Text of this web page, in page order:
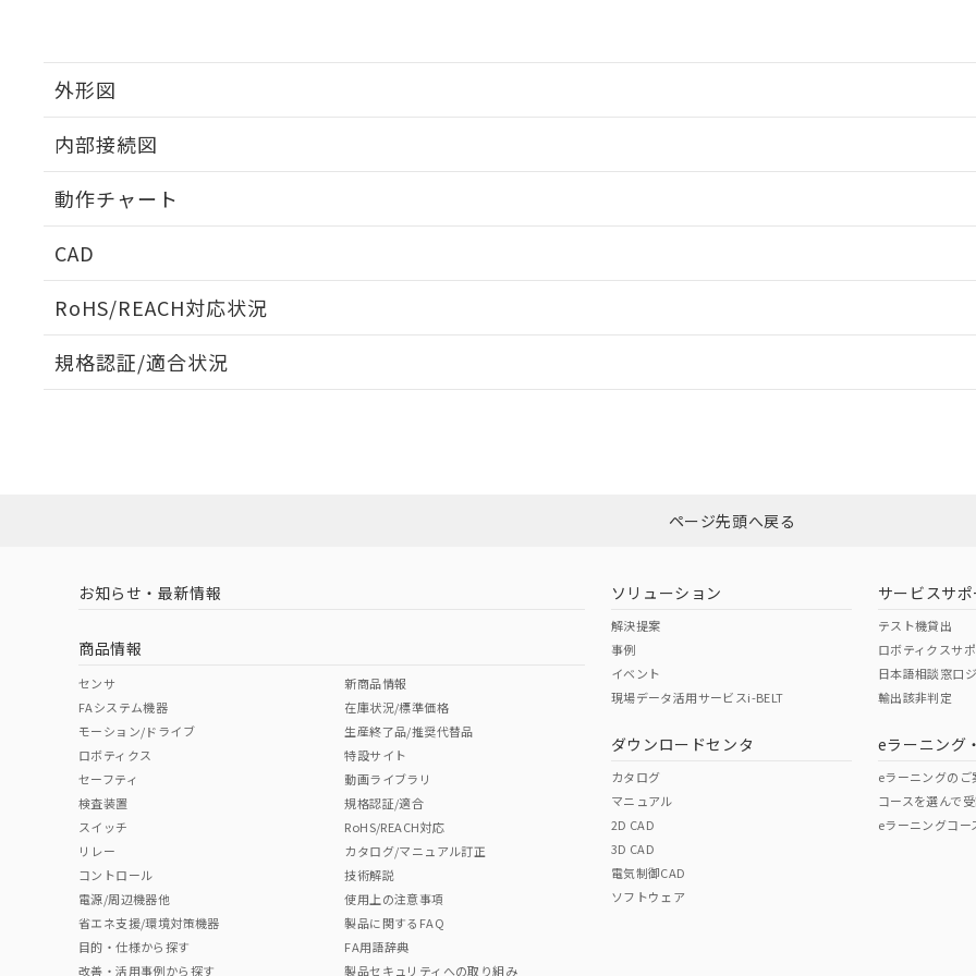
外形図
内部接続図
動作チャート
CAD
RoHS/REACH対応状況
EU RoHS 注意事項・凡例
ダウンロードはこちら
中国 RoHS 注意事項・凡例
中国 RoHS表
Pb Hg Cr(VI)
"対応済み"や非含有の記載がされた商品であっても、流通在庫等で未対応品が混在する可能性があります。
非含有品が必要な際は、弊社営業部門もしくは販売店へお問い合わせください。
規格認証/適合状況
（イギリス
（ノルウェー
（日本
（アメリカ
この製品の規格認証/適合
その他の認証はこちらのページからご
ページ先頭へ戻る
お知らせ・最新情報
商品情報
センサ
FAシステム機器
モーション/ドライブ
ロボティクス
セーフティ
検査装置
スイッチ
リレー
コントロール
電源/周辺機器他
省エネ支援/環境対策機器
目的・仕様から探す
改善・活用事例から探す
新商品情報
在庫状況/標準価格
生産終了品/推奨代替品
特設サイト
動画ライブラリ
規格認証/適合
RoHS/REACH対応
カタログ/マニュアル訂正
技術解説
使用上の注意事項
製品に関するFAQ
FA用語辞典
製品セキュリティへの取り組み
ソリューション
解決提案
事例
イベント
現場データ活用サービスi-BELT
ダウンロードセンタ
カタログ
マニュアル
2D CAD
3D CAD
電気制御CAD
ソフトウェア
サービスサポ
テスト機貸出
ロボティクスサ
日本語相談窓口
輸出該非判定
eラーニング
eラーニングのご
コースを選んで
eラーニングコー